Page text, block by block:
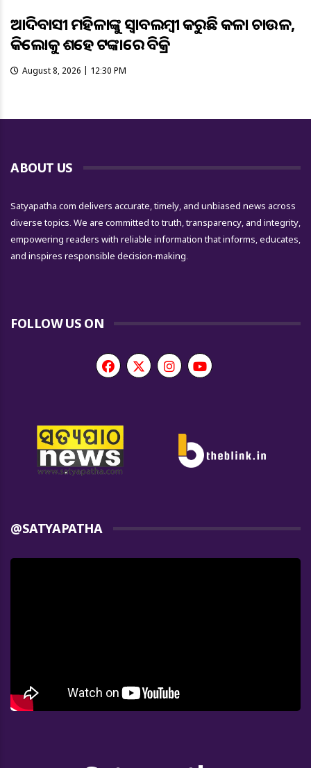
ଆଦିବାସୀ ମହିଳାଙ୍କୁ ସ୍ଵାବଲମ୍ଵୀ କରୁଛି କଳା ଚାଉଳ,
କିଲୋକୁ ଶହେ ଟଙ୍କାରେ ବିକ୍ରି
August 8, 2026 | 12:30 PM
ABOUT US
Satyapatha.com delivers accurate, timely, and unbiased news across
diverse topics. We are committed to truth, transparency, and integrity,
empowering readers with reliable information that informs, educates,
and inspires responsible decision-making.
FOLLOW US ON
@SATYAPATHA